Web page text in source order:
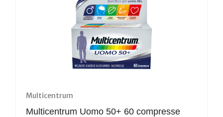
Multicentrum
Multicentrum Uomo 50+ 60 compresse